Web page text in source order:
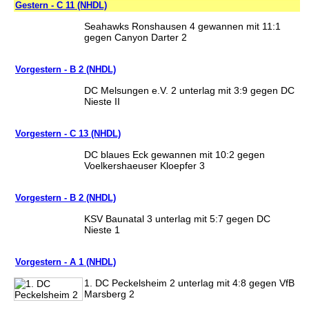
Gestern - C 11 (NHDL)
Seahawks Ronshausen 4 gewannen mit 11:1
gegen Canyon Darter 2
Vorgestern - B 2 (NHDL)
DC Melsungen e.V. 2 unterlag mit 3:9 gegen DC
Nieste II
Vorgestern - C 13 (NHDL)
DC blaues Eck gewannen mit 10:2 gegen
Voelkershaeuser Kloepfer 3
Vorgestern - B 2 (NHDL)
KSV Baunatal 3 unterlag mit 5:7 gegen DC
Nieste 1
Vorgestern - A 1 (NHDL)
1. DC Peckelsheim 2 unterlag mit 4:8 gegen VfB
Marsberg 2